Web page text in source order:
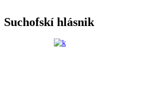
Suchofskí hlásnik